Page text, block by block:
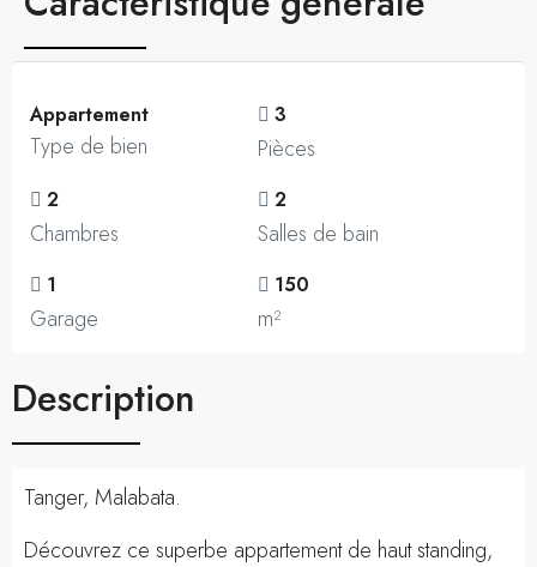
Appartement
Type de bien
3
Pièces
2
Chambres
2
Salles de bain
1
Garage
150
m²
Description
Tanger, Malabata.
Découvrez ce superbe appartement de haut standing,